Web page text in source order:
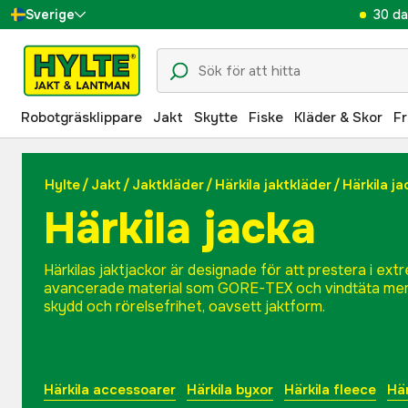
Sverige
Danmark
Suomi
Norge
30
Robotgräsklippare Jakt Skytte Fiske Kläder & Skor
Hylte/ Jakt / Jaktkläder/ Härkila jaktkläder/ Härkila
Härkila jacka
Härkilas jaktjackor är designade för att prestera i
avancerade material som GORE-TEX och vindtäta
skydd och rörelsefrihet, oavsett jaktform.
Härkila accessoarer Härkila byxor Härkila fleece